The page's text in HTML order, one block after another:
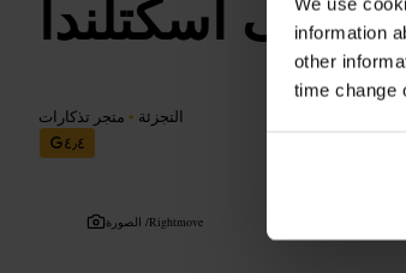
information
other
time change
لوف اسكتلندا
التجزئة • متجر تذكارات
٤٫٤
الصورة /Rightmove